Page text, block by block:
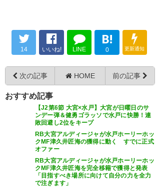
岸田くん水戸！？
— ゆうすけ (yuchan337) 2018,
12月 29
の岸田翔平を水戸の皆さんよろ
しくお願いします。 きっと水戸
の力になってくれます。
— 汰一@悲願達成！！
(taichi__second) 2018, 12月 29
右サイドを主戦場としつつ左も
できなくない、背丈があって守
備に強く、クロスも上げられ
できる選手なだけに。しかし東
京五輪も狙える選手で、今季フ
ルシーズン稼働できなかったこ
ともあり、水戸で中心選手とし
て活躍することが一番の成長と
思い決めたはず。再来年戻って
きてくれることを信じてる。
— みやきゃ (hos_miya13)
12月 29
14 いいね! LINE
B!
0 更新通知
次の記事 HOME 前の記事
おすすめ記事
【J2第6節 大宮×水戸】大宮が日曜日のサ
ンデー弾＆健勇ゴラッソで水戸に快勝！連
敗回避し2位をキープ
RB大宮アルディージャが水戸ホーリーホッ
クMF津久井匠海の獲得に動く すでに正式
オファー
RB大宮アルディージャが水戸ホーリーホッ
クMF津久井匠海を完全移籍で獲得と発表
「目指すべき場所に向けて自分の力を全力
で注ぎます」